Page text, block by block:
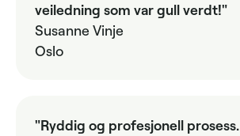
veiledning som var gull verdt!"
Susanne Vinje
Oslo
"Ryddig og profesjonell prosess.